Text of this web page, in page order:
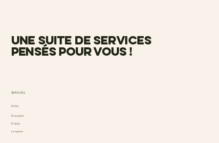
une suite de services
pensés pour vous !
SERVICES
ID Kdo
ID causette
ID dodo
Le repaire